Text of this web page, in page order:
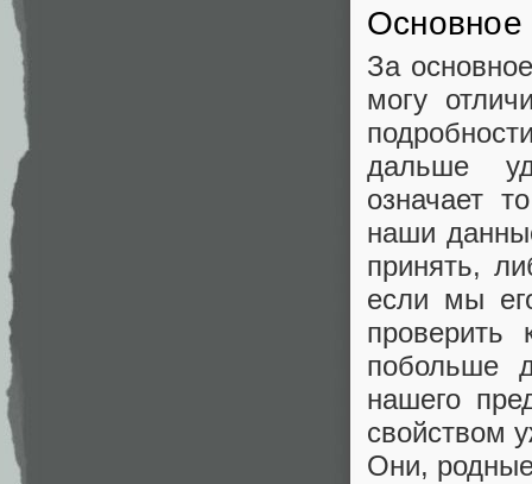
Основное
За
могу
дальше
означает
наши
принять,
если мы
проверить
побольше
нашего
свойством
Они,